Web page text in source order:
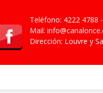
Teléfono: 4222 4788
Mail:
Dirección: Louvre y